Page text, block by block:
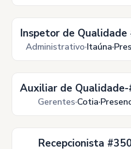
Inspetor de Qualidade
Administrativo Itaúna
Auxiliar de
Gerentes Cotia
Recepcionista